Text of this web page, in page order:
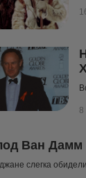
8
Ван Дамм
слегка